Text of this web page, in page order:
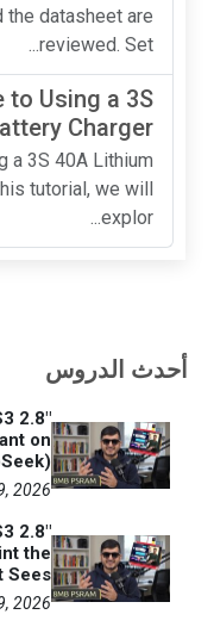
the datasheet are
reviewed. Set...
to Using a 3S
Charger
a 3S 40A Lithium
tutorial, we will
explor...
أحدث الدروس
S3 2.8"
on
9, 2026
S3 2.8"
the
It Sees
9, 2026